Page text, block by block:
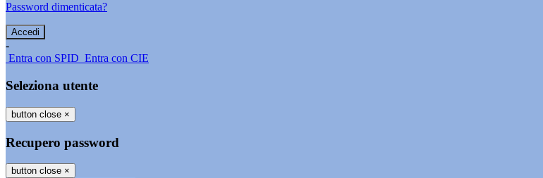
Password dimenticata?
-
Entra con SPID Entra con CIE
Seleziona utente
button close ×
Recupero password
button close ×